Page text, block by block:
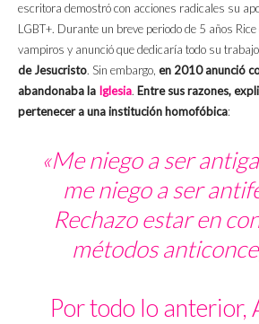
escritora demostró con acciones radicales su
LGBT+. Durante un breve periodo de 5 años
vampiros y anunció que dedicaría todo su
de Jesucristo. Sin embargo, en 2010 anunció
abandonaba la Iglesia. Entre sus razones,
pertenecer a una institución homofóbica:
«Me niego a ser
me niego a ser
Rechazo estar en
métodos
Por todo lo anterior,